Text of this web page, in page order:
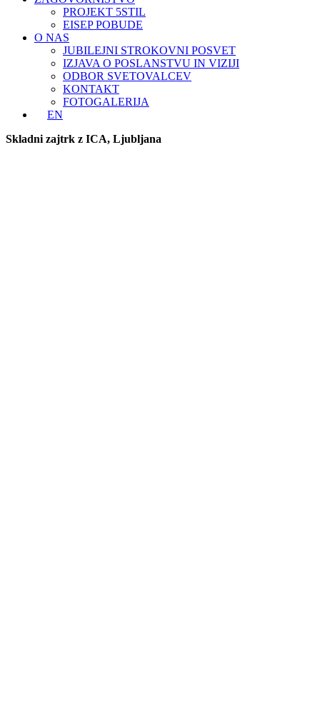
PROJEKT 5STIL
EISEP POBUDE
O NAS
JUBILEJNI STROKOVNI POSVET
IZJAVA O POSLANSTVU IN VIZIJI
ODBOR SVETOVALCEV
KONTAKT
FOTOGALERIJA
EN
Skladni zajtrk z ICA, Ljubljana